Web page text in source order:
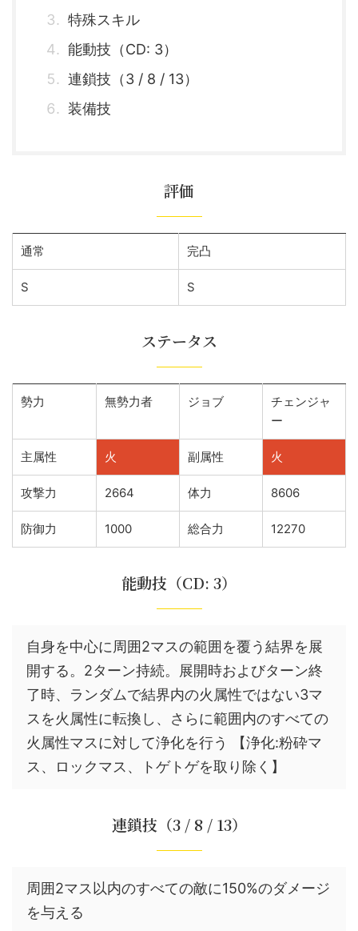
特殊スキル
能動技（CD: 3）
連鎖技（3 / 8 / 13）
装備技
評価
通常 完凸
S S
ステータス
勢力 無勢力者 ジョブ
チェンジャ
ー
主属性 火 副属性 火
攻撃力 2664 体力 8606
防御力 1000 総合力 12270
能動技（CD: 3）
自身を中心に周囲2マスの範囲を覆う結界を展
開する。2ターン持続。展開時およびターン終
了時、ランダムで結界内の火属性ではない3マ
スを火属性に転換し、さらに範囲内のすべての
火属性マスに対して浄化を行う 【浄化:粉砕マ
ス、ロックマス、トゲトゲを取り除く】
連鎖技（3 / 8 / 13）
周囲2マス以内のすべての敵に150%のダメージ
を与える